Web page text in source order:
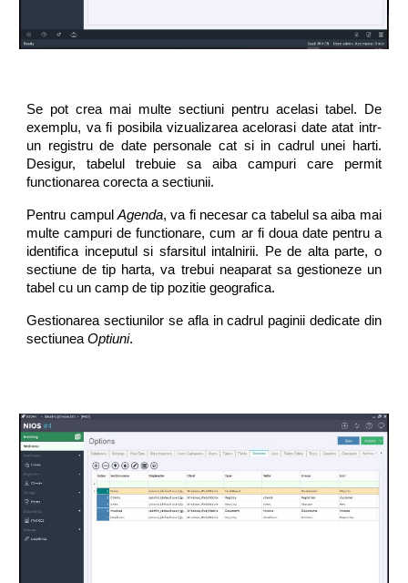
Se pot crea mai multe sectiuni pentru acelasi tabel. De
exemplu, va fi posibila vizualizarea acelorasi date atat intr-
un registru de date personale cat si in cadrul unei harti.
Desigur, tabelul trebuie sa aiba campuri care permit
functionarea corecta a sectiunii.
Pentru campulAgenda, va fi necesar ca tabelul sa aiba mai
multe campuri de functionare, cum ar fi doua date pentru a
identifica inceputul si sfarsitul intalnirii. Pe de alta parte, o
sectiune de tip harta, va trebui neaparat sa gestioneze un
tabel cu un camp de tip pozitie geografica.
Gestionarea sectiunilor se afla in cadrul paginii dedicate din
sectiuneaOptiuni.